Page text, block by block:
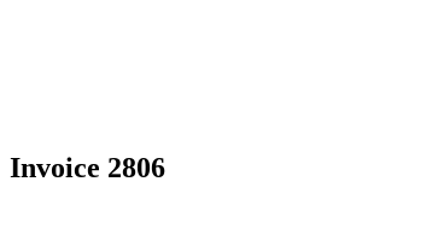
Invoice 2806